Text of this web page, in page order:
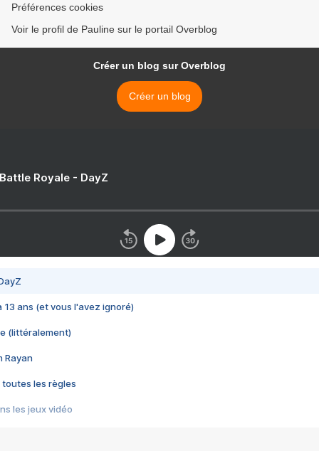
Préférences cookies
Voir le profil de Pauline sur le portail Overblog
Créer un blog sur Overblog
Créer un blog
Royale - DayZ
13 ans (et vous l'avez ignoré)
(littéralement)
Rayan
toutes les règles
les jeux vidéo